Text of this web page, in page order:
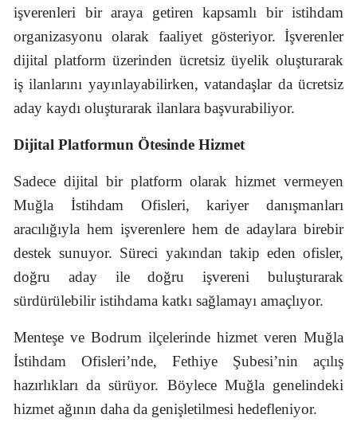
işverenleri bir araya getiren kapsamlı bir istihdam
organizasyonu olarak faaliyet gösteriyor. İşverenler
dijital platform üzerinden ücretsiz üyelik oluşturarak
iş ilanlarını yayınlayabilirken, vatandaşlar da ücretsiz
aday kaydı oluşturarak ilanlara başvurabiliyor.
Dijital Platformun Ötesinde Hizmet
Sadece dijital bir platform olarak hizmet vermeyen
Muğla İstihdam Ofisleri, kariyer danışmanları
aracılığıyla hem işverenlere hem de adaylara birebir
destek sunuyor. Süreci yakından takip eden ofisler,
doğru aday ile doğru işvereni buluşturarak
sürdürülebilir istihdama katkı sağlamayı amaçlıyor.
Menteşe ve Bodrum ilçelerinde hizmet veren Muğla
İstihdam Ofisleri’nde, Fethiye Şubesi’nin açılış
hazırlıkları da sürüyor. Böylece Muğla genelindeki
hizmet ağının daha da genişletilmesi hedefleniyor.